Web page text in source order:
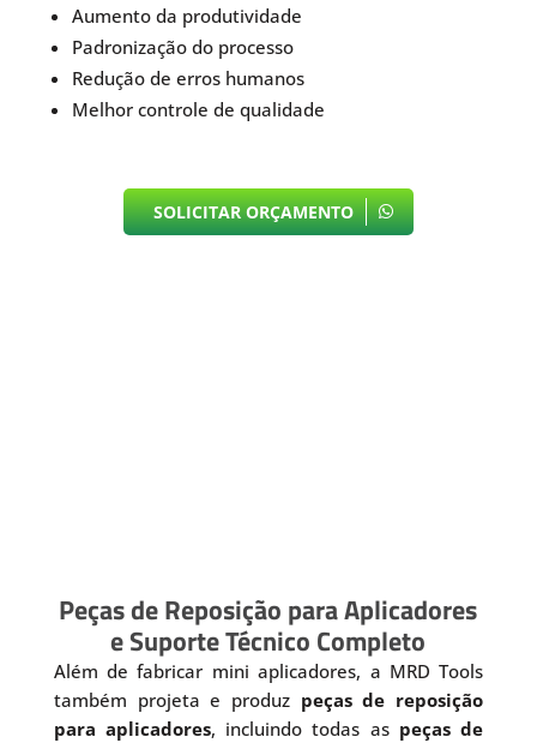
Aumento da produtividade
Padronização do processo
Redução de erros humanos
Melhor controle de qualidade
SOLICITAR ORÇAMENTO
Peças de Reposição para Aplicadores
e Suporte Técnico Completo
Além de fabricar mini aplicadores, a MRD Tools
também projeta e produz peças de reposição
para aplicadores, incluindo todas as peças de